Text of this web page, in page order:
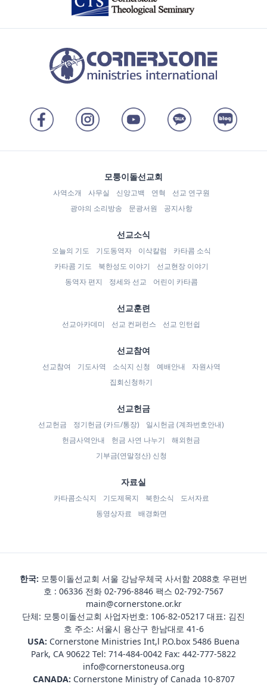
모퉁이돌선교회
사역소개 사무실 신앙고백 연혁
선교 연구원
광야의 소리방송
문광서원 공지사항
선교소식
오늘의 기도 기도동역자 이삭칼럼
카타콤 소식
카타콤 기도
북한성도 이야기
선교현장 이야기
동역자 편지
정세와 선교 어린이 카타콤
선교훈련
선교아카데미 선교 컨퍼런스 선교 인턴쉽
선교참여
선교참여 기도사역 소식지 신청 예배안내
자원사역
집회신청하기
선교헌금
선교헌금 정기헌금 (카드/통장)
일시헌금 (계좌번호안내)
헌금사역안내
헌금 사연 나누기
해외헌금
기부금(연말정산) 신청
자료실
카타콤소식지 기도제목지 북한소식
도서자료
동영상자료
배경화면
한국: 모퉁이돌선교회 서울 강남우체국 사서함 2088호 우편번
호 : 06336 전화 02-796-8846 팩스 02-792-7567
main@cornerstone.or.kr
단체: 모퉁이돌선교회 사업자번호: 106-82-05217 대표: 김진
호 주소: 서울시 용산구 한남대로 41-6
USA: Cornerstone Ministries Int,l P.O.box 5486 Buena
Park, CA 90622 Tel: 714-484-0042 Fax: 442-777-5822
info@cornerstoneusa.org
CANADA: Cornerstone Ministry of Canada 10-8707